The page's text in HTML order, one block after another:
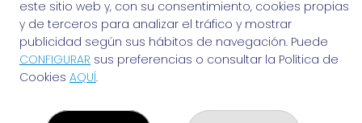
963691702
Clica aquí para contactar por WhatsApp
642061703
info@elvendedordesuenos.es
AVDA. CARDENAL BENLLOCH, 49
Valencia, 46021
este sitio web y, con su consentimiento, cookies propias
y de terceros para analizar el tráfico y mostrar
publicidad según sus hábitos de navegación. Puede
CONFIGURAR sus preferencias o consultar la Política de
Cookies AQUÍ.